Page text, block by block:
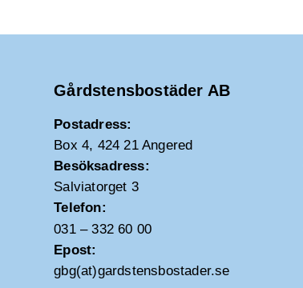
Gårdstensbostäder AB
Postadress:
Box 4, 424 21 Angered
Besöksadress:
Salviatorget 3
Telefon:
031 – 332 60 00
Epost:
gbg(at)gardstensbostader.se